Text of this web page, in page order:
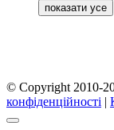
© Copyright 2010-
конфіденційності |